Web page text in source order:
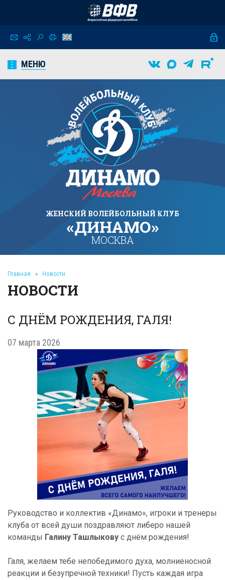
МЕНЮ
ЖЕНСКИЙ ВОЛЕЙБОЛЬНЫЙ КЛУБ
«ДИНАМО»
МОСКВА
Главная » Новости
НОВОСТИ
С ДНЁМ РОЖДЕНИЯ, ГАЛЯ!
07 марта 2026
Руководство и коллектив «Динамо», игроки и тренеры
клуба от всей души поздравляют либеро нашей
команды Галину Ташлыкову с днём рождения!
Галя, желаем тебе непобедимого духа, молниеносной
реакции и безупречной техники! Пусть каждая игра